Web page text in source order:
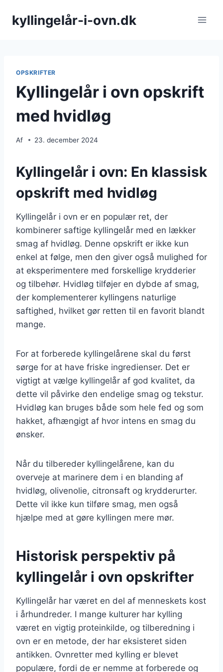
kyllingelår-i-ovn.dk
OPSKRIFTER
Kyllingelår i ovn opskrift
med hvidløg
Af 23. december 2024
Kyllingelår i ovn: En klassisk
opskrift med hvidløg
Kyllingelår i ovn er en populær ret, der
kombinerer saftige kyllingelår med en lækker
smag af hvidløg. Denne opskrift er ikke kun
enkel at følge, men den giver også mulighed for
at eksperimentere med forskellige krydderier
og tilbehør. Hvidløg tilføjer en dybde af smag,
der komplementerer kyllingens naturlige
saftighed, hvilket gør retten til en favorit blandt
mange.
For at forberede kyllingelårene skal du først
sørge for at have friske ingredienser. Det er
vigtigt at vælge kyllingelår af god kvalitet, da
dette vil påvirke den endelige smag og tekstur.
Hvidløg kan bruges både som hele fed og som
hakket, afhængigt af hvor intens en smag du
ønsker.
Når du tilbereder kyllingelårene, kan du
overveje at marinere dem i en blanding af
hvidløg, olivenolie, citronsaft og krydderurter.
Dette vil ikke kun tilføre smag, men også
hjælpe med at gøre kyllingen mere mør.
Historisk perspektiv på
kyllingelår i ovn opskrifter
Kyllingelår har været en del af menneskets kost
i århundreder. I mange kulturer har kylling
været en vigtig proteinkilde, og tilberedning i
ovn er en metode, der har eksisteret siden
antikken. Ovnretter med kylling er blevet
populære, fordi de er nemme at forberede og